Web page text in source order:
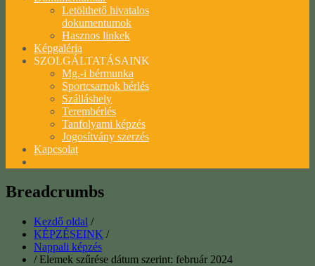
Letölthető hivatalos
dokumentumok
Hasznos linkek
Képgaléria
SZOLGÁLTATÁSAINK
Mg.-i bérmunka
Sportcsarnok bérlés
Szálláshely
Terembérlés
Tanfolyami képzés
Jogosítvány szerzés
Kapcsolat
Breadcrumbs
Kezdő oldal /
KÉPZÉSEINK /
Nappali képzés
/ Elemek szűrése dátum szerint: február 2024